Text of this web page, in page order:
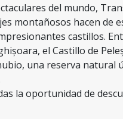
del mundo,
montañosos hacen de
castillos.
el Castillo de
una reserva natural
la oportunidad de